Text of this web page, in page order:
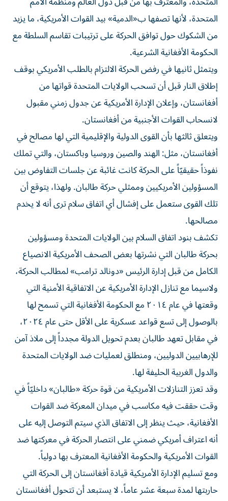
المتحدة، لأنها تصفها ب«الدمية» بيد القوات الأمريكية، ما يزيد
من الشكوك حول توافق الحركة على ترتيبات تقاسم السلطة مع
الحكومة الأفغانية الشرعية.
ويتمثل ثانيها في رفض الحركة الالتزام بالطلب الأمريكي بوقف
إطلاق النار قبل أن تسحب الولايات المتحدة قواتها من
أفغانستان، وإعلان الإدارة الأمريكية عن جدول زمني مقبول
لانسحاب القوات الأجنبية من أفغانستان.
ويتعلق ثالثها بأن القوى الدولية والإقليمية التي لها مصالح في
أفغانستان، مثل: الهند والصين وروسيا وباكستان، والتي تملك
نفوذاً حقيقيّاً على الحركة كانت غائبة عن جلسات التفاوض بين
المسؤولين الأمريكيين وممثلي حركة طالبان. ولهذا، يتوقع أن
تلك القوى ستعمل على إفشال أي اتفاق سلام ترى أنه لا يخدم
مصالحها.
تكشف بنود اتفاق السلام بين الولايات المتحدة ومسؤولين
بحركة طالبان التي نشرتها بعض الصحف الأمريكية الانصياع
الكامل من قبل إدارة الرئيس «دونالد ترامب» لمطالب الحركة،
ولاسيما مع تنازل الإدارة الأمريكية عن الاتفاقية الأمنية التي
وقعتها في عام ٢٠١٤ مع الحكومة الأفغانية التي تسمح لها
بالوصول إلى تسع قواعد عسكرية على الأقل حتى عام ٢٠٢٤،
في مقابل تعهد طالبان بعدم تحويل الدولة مجدداً إلى ملاذ آمن
للإرهابيين الدوليين، ومنطلق لعمليات ضد الولايات المتحدة
والدول الغربية الحليفة لها.
وقد تعزز التنازلات الأمريكية من قوة حركة «طالبان» داخليّاً في
وقت حققت فيه مكاسب في ميدان المعركة ضد القوات
الأفغانية، حيث ينظر إلى الاتفاق الذي سيتم التوصل إليه على
أنه اعتراف أمريكي ضمني على انتصار الحركة في معركتها ضد
القوات الأمريكية والحكومة الأفغانية المعترف بها دولياً.
ومع تسليم الإدارة الأمريكية قيادة أفغانستان إلى الحركة التي
حاربتها لمدة سبعة عشر عاماً، لا يستبعد أن تتحول أفغانستان